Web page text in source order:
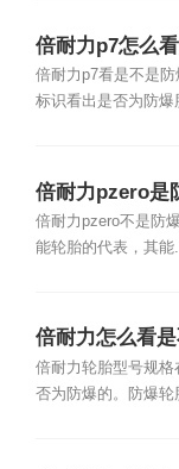
倍耐力p7怎么
倍耐力p7看是不是
标识看出是否为防爆
倍耐力pzero是
倍耐力pzero不是防
能轮胎的代表，其能
倍耐力怎么看
倍耐力轮胎型号规
否为防爆的。防爆轮